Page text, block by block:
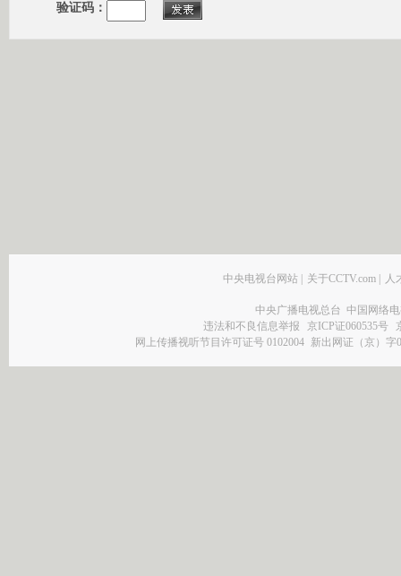
验证码：
中央电视台网站 关于CCTV.com 人
中央广播电视总台 中国网络
违法和不良信息举报
京ICP证060535号
网上传播视听节目许可证号 0102004 新出网证（京）